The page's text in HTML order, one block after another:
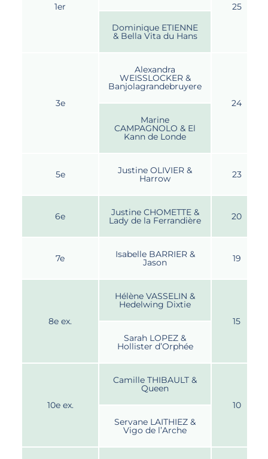
1er
25
Dominique ETIENNE
& Bella Vita du Hans
3e
Alexandra
WEISSLOCKER &
Banjolagrandebruyere
24
Marine
CAMPAGNOLO & El
Kann de Londe
5e Justine OLIVIER &
Harrow 23
6e Justine CHOMETTE &
Lady de la Ferrandière 20
7e Isabelle BARRIER &
Jason 19
8e ex.
Hélène VASSELIN &
Hedelwing Dixtie
15
Sarah LOPEZ &
Hollister d’Orphée
10e ex.
Camille THIBAULT &
Queen
10
Servane LAITHIEZ &
Vigo de l’Arche